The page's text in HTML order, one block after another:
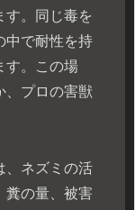
す。同じ毒を
中で耐性を持
す。この場
、プロの害獣
、ネズミの活
糞の量、被害